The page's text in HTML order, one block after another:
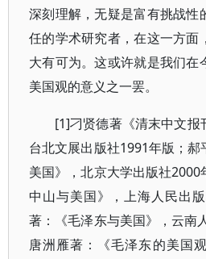
深刻理解，无疑是富有挑战性
任的学术研究者，在这一方面
大有可为。这或许就是我们在
美国观的意义之一罢。
[1]刁贤德著《清末中文报
台北文展出版社1991年版；
美国》，北京大学出版社
中山与美国》，上海人民出
著：《毛泽东与美国》，云南
唐洲雁著：《毛泽东的美国